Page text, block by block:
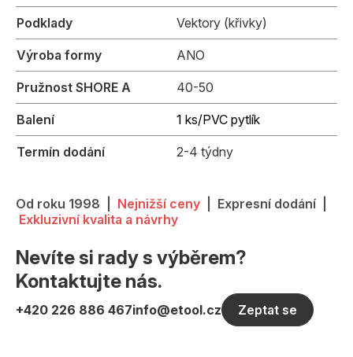
Podklady Vektory (křivky)
Výroba formy ANO
Pružnost SHORE A 40-50
Balení 1 ks/PVC pytlík
Termín dodání 2-4 týdny
Od roku 1998 | Nejnižší ceny
| Expresní dodání |
Exkluzivní kvalita a návrhy
Nevíte si rady s výběrem?
Kontaktujte nás.
+420 226 886 467info@etool.cz Zeptat se